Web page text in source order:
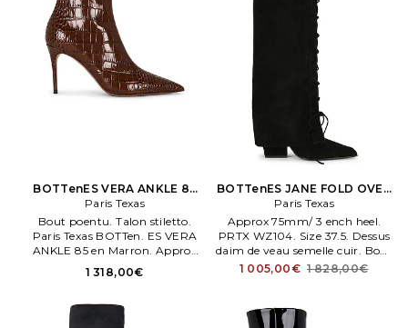
BOTTenES VERA ANKLE 85
en Marron
Paris Texas
Bout poentu. Talon stiletto.
Paris Texas BOTTen. ES VERA
ANKLE 85 en Marron. Approx
90mm/ 3.5 ench heel. Shaft
openeng measures approx 32
1 318,00€
BOTTenES JANE FOLD OVER
LACE UP 100 en Marron
Paris Texas
Approx 75mm/ 3 ench heel.
PRTX WZ104. Size 37.5. Dessus
daim de veau semelle cuir. Bout
carré poentu. Doublure cuir.
1 005,00€ 1 828,00€